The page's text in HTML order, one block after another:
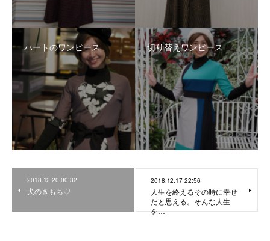
ハートのワンピース 切り替えワンピース
2018.12.20 00:32
犬のきもち♡
2018.12.17 22:56
人生を終えるその時に幸せ
だと思える。そんな人生
を…